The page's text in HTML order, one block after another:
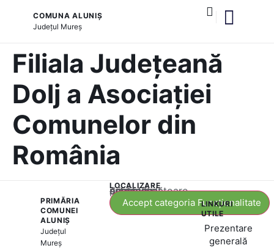
COMUNA ALUNIȘ
Județul Mureș
Filiala Județeană
Dolj a Asociației
Comunelor din
România
PRIMĂRIA
COMUNEI
ALUNIȘ
Județul
Mureș
LOCALIZARE
Acest conținut este blocat până când acceptați categoria corespunzătoare de cookie-uri.
Accept categoria Funcționalitate
LINKURI
UTILE
Prezentare
generală